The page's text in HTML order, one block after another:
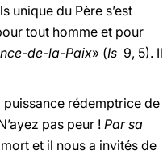
unique du Père s’est
tout homme et pour
de-la-Paix» (Is 9, 5). Il
rédemptrice de
pas peur !Par sa
et il nous a invités de